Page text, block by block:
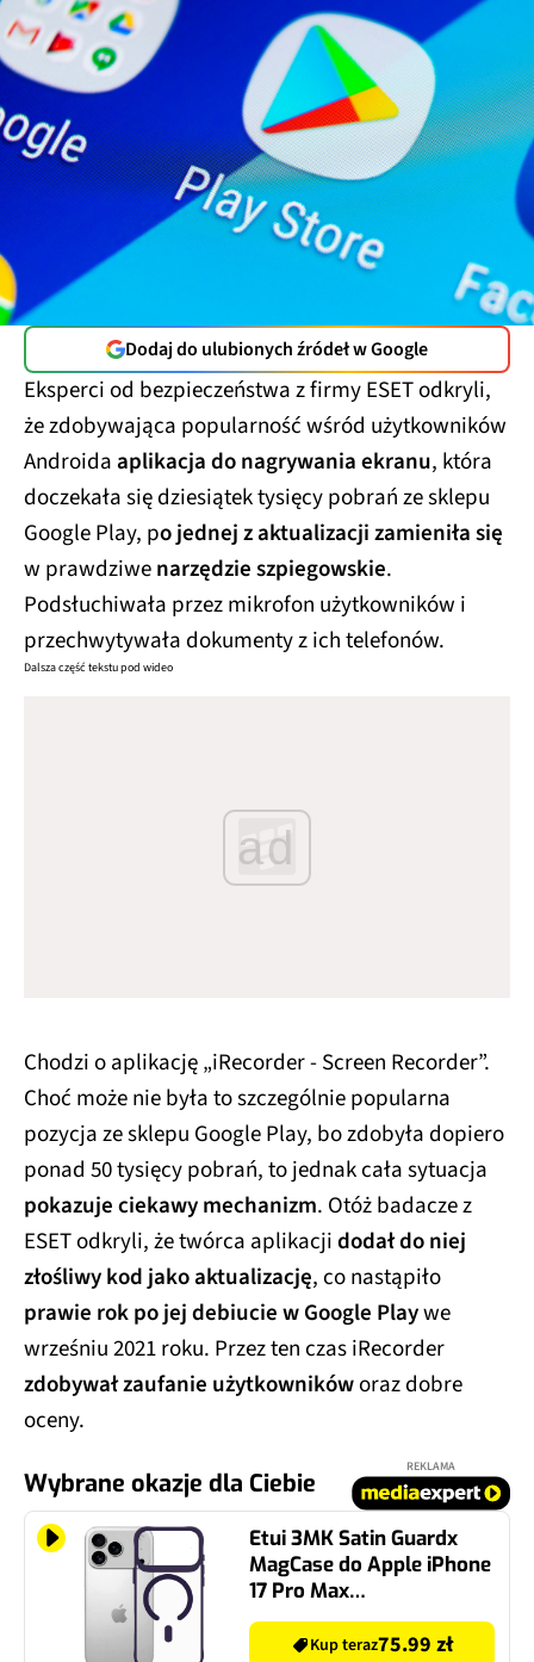
Dodaj do ulubionych źródeł w Google
Eksperci od bezpieczeństwa z firmy ESET odkryli,
że zdobywająca popularność wśród użytkowników
Androidaaplikacja do nagrywania ekranu, która
doczekała się dziesiątek tysięcy pobrań ze sklepu
Google Play, po jednej z aktualizacji zamieniła się
w prawdziwenarzędzie szpiegowskie.
Podsłuchiwała przez mikrofon użytkowników i
przechwytywała dokumenty z ich telefonów.
Dalsza część tekstu pod wideo
ad
Chodzi o aplikację „iRecorder - Screen Recorder”.
Choć może nie była to szczególnie popularna
pozycja ze sklepu Google Play, bo zdobyła dopiero
ponad 50 tysięcy pobrań, to jednak cała sytuacja
pokazuje ciekawy mechanizm. Otóż badacze z
ESET odkryli, że twórca aplikacjidodał do niej
złośliwy kod jako aktualizację, co nastąpiło
prawie rok po jej debiucie w Google Playwe
wrześniu 2021 roku. Przez ten czas iRecorder
zdobywał zaufanie użytkownikóworaz dobre
oceny.
Wybrane okazje dla Ciebie
REKLAMA
Etui 3MK Satin Guardx
MagCase do Apple iPhone
17 Pro Max
Przezroczysto-fioletowy
Kup teraz75.99 zł